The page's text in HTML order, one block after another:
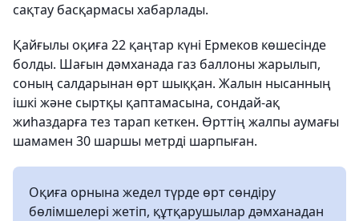
сақтау басқармасы хабарлады.
Қайғылы оқиға 22 қаңтар күні Ермеков көшесінде
болды. Шағын дәмханада газ баллоны жарылып,
соның салдарынан өрт шыққан. Жалын нысанның
ішкі және сыртқы қаптамасына, сондай-ақ
жиһаздарға тез тарап кеткен. Өрттің жалпы аумағы
шамамен 30 шаршы метрді шарпыған.
Оқиға орнына жедел түрде өрт сөндіру
бөлімшелері жетіп, құтқарушылар дәмханадан